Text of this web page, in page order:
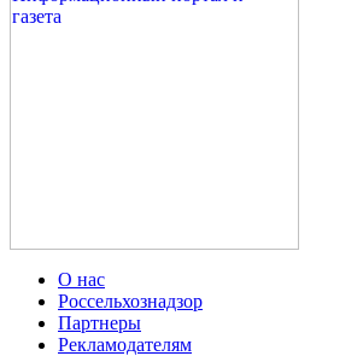
О нас
Россельхознадзор
Партнеры
Рекламодателям